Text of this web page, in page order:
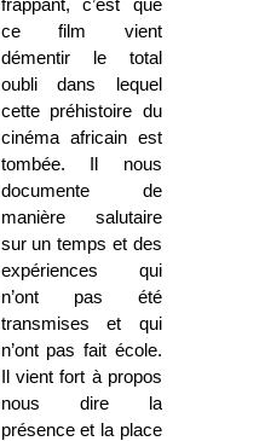
frappant, c’est que
ce film vient
démentir le total
oubli dans lequel
cette préhistoire du
cinéma africain est
tombée. Il nous
documente de
manière salutaire
sur un temps et des
expériences qui
n’ont pas été
transmises et qui
n’ont pas fait école.
Il vient fort à propos
nous dire la
présence et la place